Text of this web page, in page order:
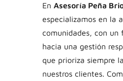
En Asesoría Peña
especializamos en la
comunidades, con un
hacia una gestión
que prioriza siempre
nuestros clientes.